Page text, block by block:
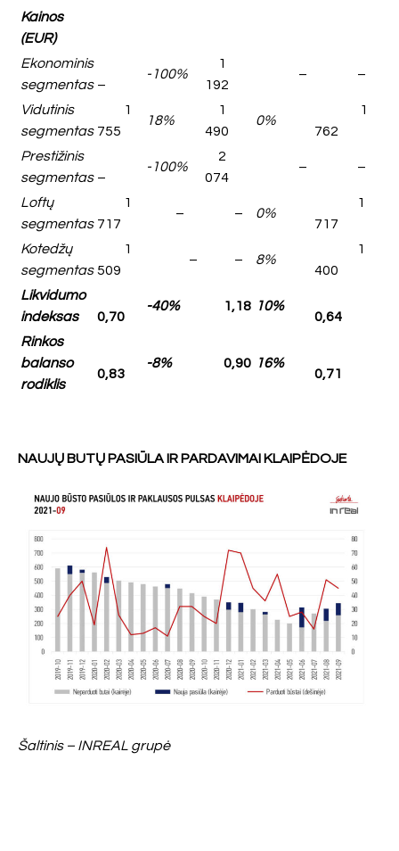
Kainos
(EUR)
Ekonominis
segmentas –
-100%
1
192
– –
Vidutinis
segmentas
1
755
18%
1
490
0%
1
762
Prestižinis
segmentas –
-100%
2
074
– –
Loftų
segmentas
1
717
– – 0%
1
717
Kotedžų
segmentas
1
509
– – 8%
1
400
Likvidumo
indeksas
0,70
-40% 1,18 10%
0,64
Rinkos
balanso
rodiklis
0,83
-8% 0,90 16%
0,71
NAUJŲ BUTŲ PASIŪLA IR PARDAVIMAI KLAIPĖDOJE
Šaltinis – INREAL grupė